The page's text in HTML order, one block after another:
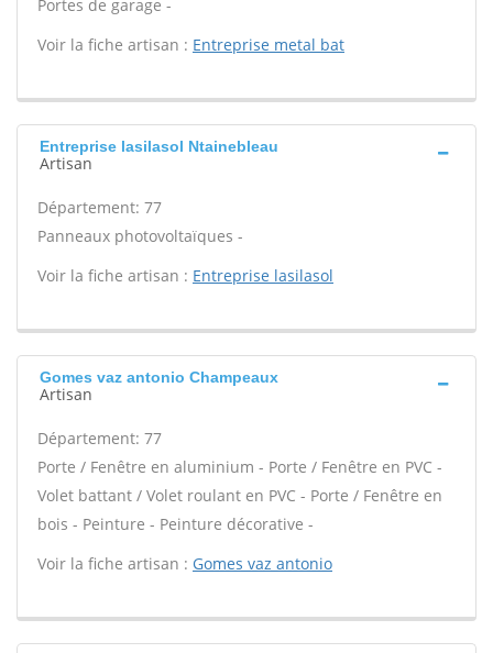
Portes de garage -
Voir la fiche artisan : Entreprise metal bat
Entreprise lasilasol Ntainebleau
Artisan
Département: 77
Panneaux photovoltaïques -
Voir la fiche artisan : Entreprise lasilasol
Gomes vaz antonio Champeaux
Artisan
Département: 77
Porte / Fenêtre en aluminium - Porte / Fenêtre en PVC -
Volet battant / Volet roulant en PVC - Porte / Fenêtre en
bois - Peinture - Peinture décorative -
Voir la fiche artisan : Gomes vaz antonio